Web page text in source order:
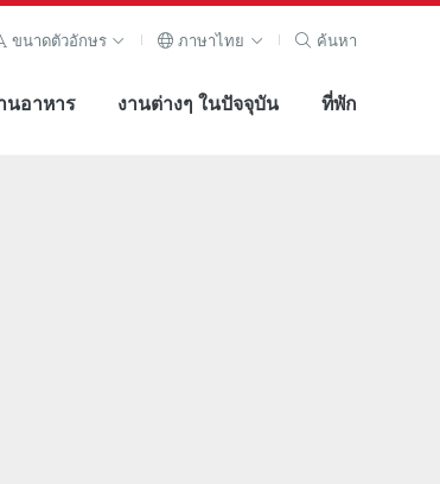
ขนาดตัวอักษร ภาษาไทย ค้นหา
นอาหาร งานต่างๆ ในปัจจุบัน ที่พัก